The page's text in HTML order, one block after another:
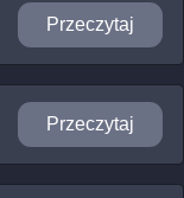
Przeczytaj
Przeczytaj